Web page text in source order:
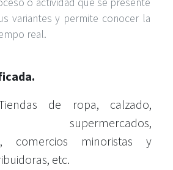
variantes y permite conocer la
real.
de ropa, calzado,
supermercados,
comercios minoristas y
etc.